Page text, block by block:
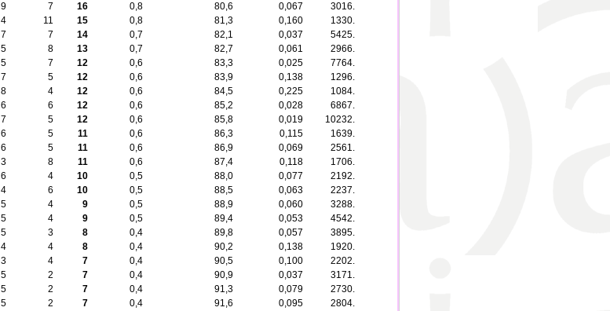
9 7 16 0,8 80,6 0,067
3016.
4 11 15 0,8 81,3 0,160
1330.
7 7 14 0,7 82,1 0,037
5425.
5 8 13 0,7 82,7 0,061
2966.
5 7 12 0,6 83,3 0,025
7764.
7 5 12 0,6 83,9 0,138
1296.
8 4 12 0,6 84,5 0,225
1084.
6 6 12 0,6 85,2 0,028
6867.
7 5 12 0,6 85,8 0,019
10232.
6 5 11 0,6 86,3 0,115
1639.
6 5 11 0,6 86,9 0,069
2561.
3 8 11 0,6 87,4 0,118
1706.
6 4 10 0,5 88,0 0,077
2192.
4 6 10 0,5 88,5 0,063
2237.
5 4 9 0,5 88,9 0,060
3288.
5 4 9 0,5 89,4 0,053
4542.
5 3 8 0,4 89,8 0,057
3895.
4 4 8 0,4 90,2 0,138
1920.
3 4 7 0,4 90,5 0,100
2202.
5 2 7 0,4 90,9 0,037
3171.
5 2 7 0,4 91,3 0,079
2730.
5 2 7 0,4 91,6 0,095
2804.